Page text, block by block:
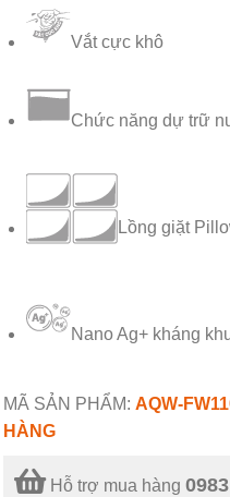
Vắt cực khô
Chức năng dự trữ
Lồng giặt
Nano Ag+ kháng
MÃ SẢN PHẨM: AQW-
HÀNG
Hỗ trợ mua hàng